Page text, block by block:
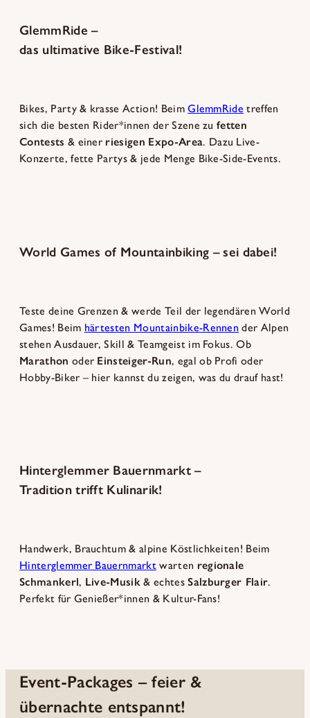
GlemmRide –
das ultimative Bike-Festival!
Bikes, Party & krasse Action! BeimGlemmRide treffen
sich die besten Rider*innen der Szene zufetten
Contests & einer riesigen Expo-Area. Dazu Live-
Konzerte, fette Partys & jede Menge Bike-Side-Events.
World Games of Mountainbiking – sei dabei!
Teste deine Grenzen & werde Teil der legendären World
Games! Beim härtesten Mountainbike-Rennen der Alpen
stehen Ausdauer, Skill & Teamgeist im Fokus. Ob
Marathon oder Einsteiger-Run, egal ob Profi oder
Hobby-Biker – hier kannst du zeigen, was du drauf hast!
Hinterglemmer Bauernmarkt –
Tradition trifft Kulinarik!
Handwerk, Brauchtum & alpine Köstlichkeiten! Beim
Hinterglemmer Bauernmarkt warten regionale
Schmankerl, Live-Musik & echtesSalzburger Flair.
Perfekt für Genießer*innen & Kultur-Fans!
Event-Packages – feier &
übernachte entspannt!